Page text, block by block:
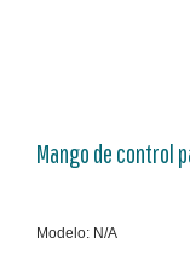
Mango de control
Modelo: N/A